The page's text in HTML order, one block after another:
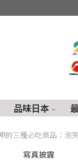
品味日本
的三種必吃商品：泡
寫真披露